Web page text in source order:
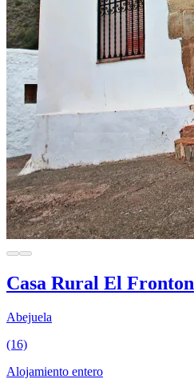
Casa Rural El Fronton
Abejuela
(16)
Alojamiento entero